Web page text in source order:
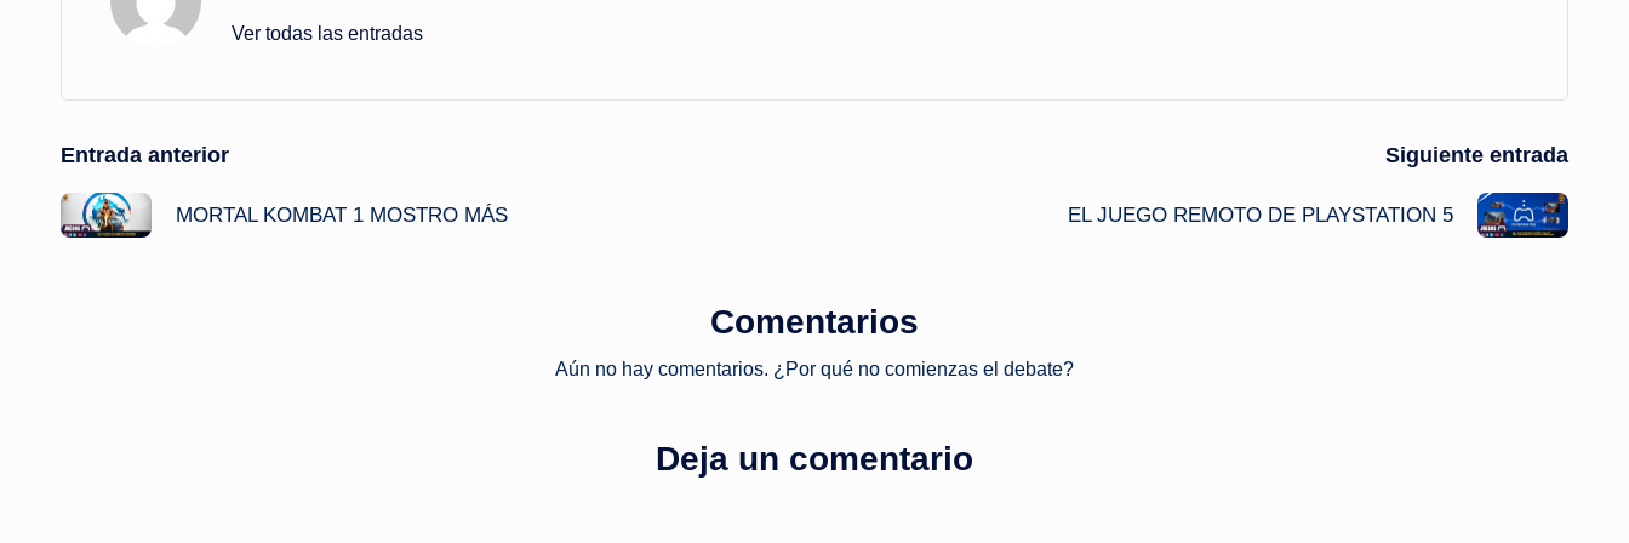
Ver todas las entradas
Navegación
de
Entrada anterior
MORTAL KOMBAT 1 MOSTRO MÁS
Siguiente entrada
EL JUEGO REMOTO DE PLAYSTATION 5
Comentarios
Aún no hay comentarios. ¿Por qué no comienzas el debate?
Deja un comentario